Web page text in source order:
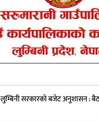
लुम्बिनी सरकारको बजेट अनुशासन :